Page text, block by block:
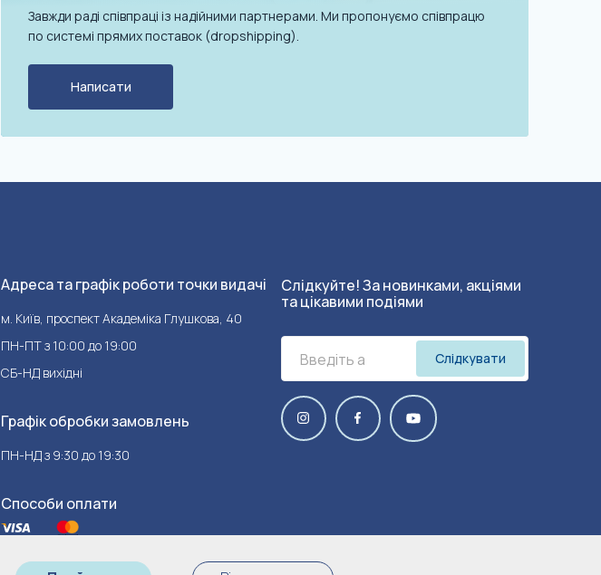
Завжди раді співпраці із надійними партнерами. Ми пропонуємо співпрацю
по системі прямих поставок (dropshipping).
Написати
Адреса та графік роботи точки видачі
м. Київ, проспект Академіка Глушкова, 40
ПН-ПТ з 10:00 до 19:00
СБ-НД вихідні
Графік обробки замовлень
ПН-НД з 9:30 до 19:30
Способи оплати
Слідкуйте! За новинками, акціями
та цікавими подіями
Слідкувати